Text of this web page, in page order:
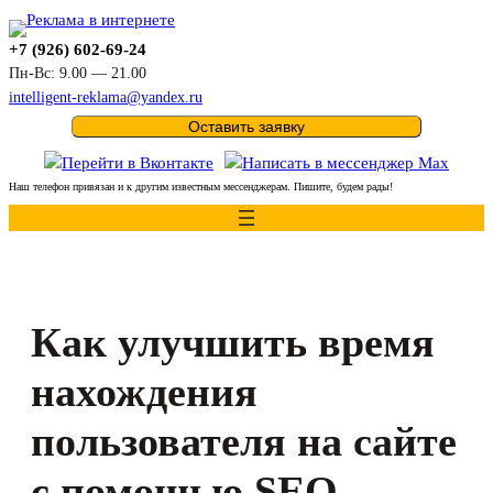
Перейти
к
содержимому
+7 (926) 602-69-24
Пн-Вс: 9.00 — 21.00
intelligent-reklama@yandex.ru
Оставить заявку
Наш телефон привязан и к другим известным мессенджерам. Пишите, будем рады!
Как улучшить время
нахождения
пользователя на сайте